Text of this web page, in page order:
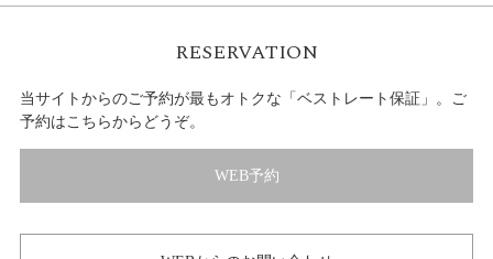
RESERVATION
当サイトからのご予約が最もオトクな「ベストレート保証」。ご
予約はこちらからどうぞ。
WEB予約